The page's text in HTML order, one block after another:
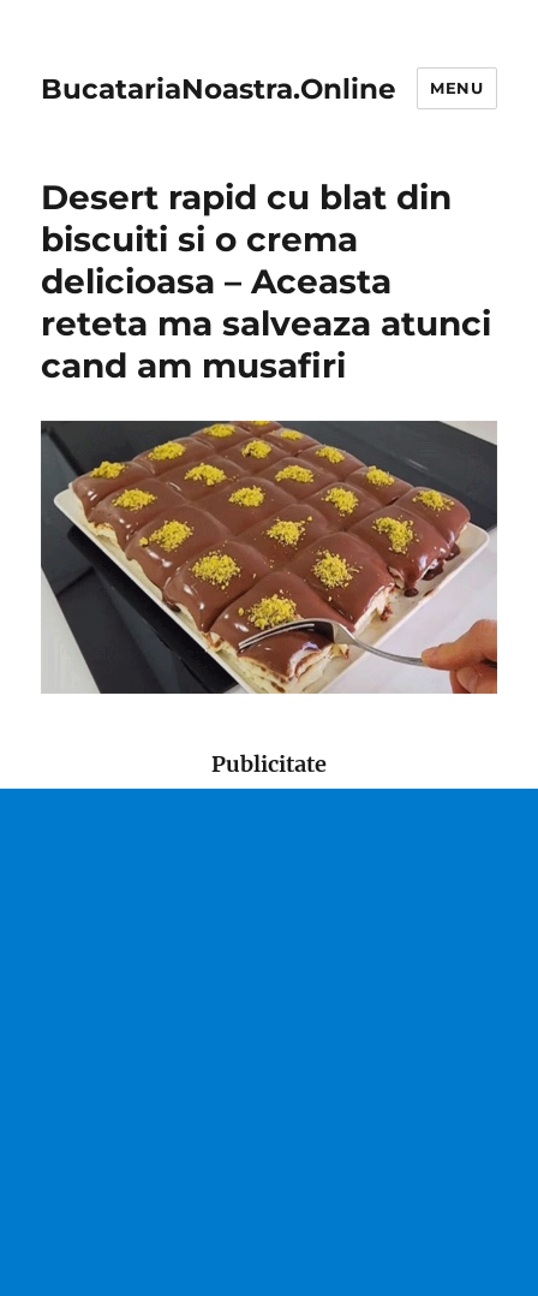
BucatariaNoastra.Online MENU
Desert rapid cu blat din
biscuiti si o crema
delicioasa – Aceasta
reteta ma salveaza atunci
cand am musafiri
Publicitate